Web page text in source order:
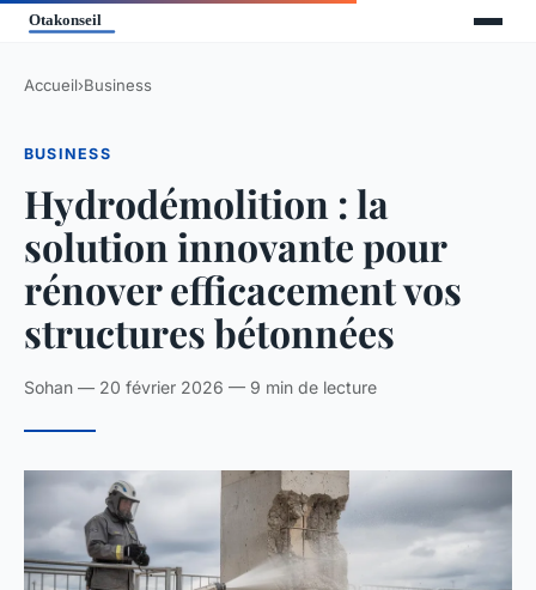
Accueil›Business
BUSINESS
Hydrodémolition : la
solution innovante pour
rénover efficacement vos
structures bétonnées
Sohan — 20 février 2026 — 9 min de lecture